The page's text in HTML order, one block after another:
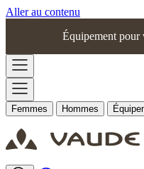
Aller au contenu
Équipement pour
Femmes Hommes